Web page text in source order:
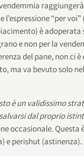
l’espressione “per
è adoperata
e non per la
del pane, non ci è
ma va bevuto solo
è un validissimo
dal proprio
occasionale. Questa
e perishut (astinenza).